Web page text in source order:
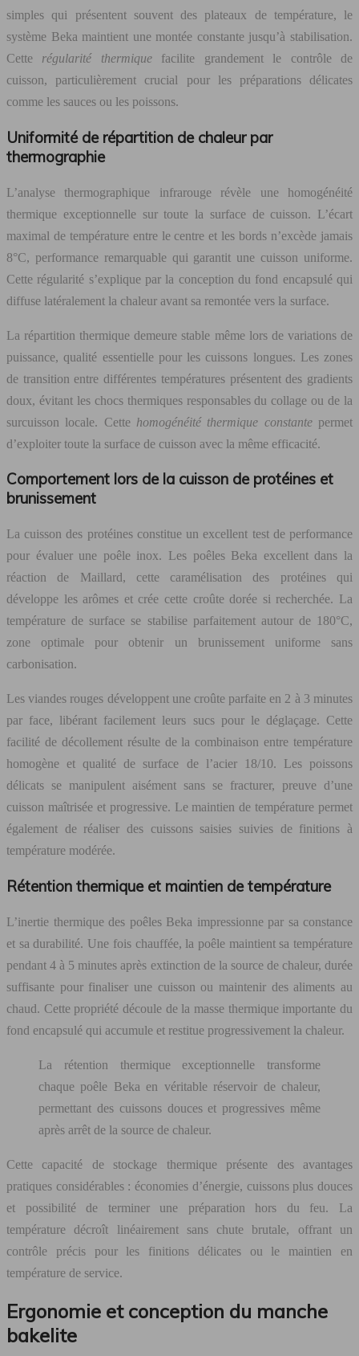
simples qui présentent souvent des plateaux de température, le
système Beka maintient une montée constante jusqu’à stabilisation.
Cette régularité thermique facilite grandement le contrôle de
cuisson, particulièrement crucial pour les préparations délicates
comme les sauces ou les poissons.
Uniformité de répartition de chaleur par
thermographie
L’analyse thermographique infrarouge révèle une homogénéité
thermique exceptionnelle sur toute la surface de cuisson. L’écart
maximal de température entre le centre et les bords n’excède jamais
8°C, performance remarquable qui garantit une cuisson uniforme.
Cette régularité s’explique par la conception du fond encapsulé qui
diffuse latéralement la chaleur avant sa remontée vers la surface.
La répartition thermique demeure stable même lors de variations de
puissance, qualité essentielle pour les cuissons longues. Les zones
de transition entre différentes températures présentent des gradients
doux, évitant les chocs thermiques responsables du collage ou de la
surcuisson locale. Cette homogénéité thermique constante permet
d’exploiter toute la surface de cuisson avec la même efficacité.
Comportement lors de la cuisson de protéines et
brunissement
La cuisson des protéines constitue un excellent test de performance
pour évaluer une poêle inox. Les poêles Beka excellent dans la
réaction de Maillard, cette caramélisation des protéines qui
développe les arômes et crée cette croûte dorée si recherchée. La
température de surface se stabilise parfaitement autour de 180°C,
zone optimale pour obtenir un brunissement uniforme sans
carbonisation.
Les viandes rouges développent une croûte parfaite en 2 à 3 minutes
par face, libérant facilement leurs sucs pour le déglaçage. Cette
facilité de décollement résulte de la combinaison entre température
homogène et qualité de surface de l’acier 18/10. Les poissons
délicats se manipulent aisément sans se fracturer, preuve d’une
cuisson maîtrisée et progressive. Le maintien de température permet
également de réaliser des cuissons saisies suivies de finitions à
température modérée.
Rétention thermique et maintien de température
L’inertie thermique des poêles Beka impressionne par sa constance
et sa durabilité. Une fois chauffée, la poêle maintient sa température
pendant 4 à 5 minutes après extinction de la source de chaleur, durée
suffisante pour finaliser une cuisson ou maintenir des aliments au
chaud. Cette propriété découle de la masse thermique importante du
fond encapsulé qui accumule et restitue progressivement la chaleur.
La rétention thermique exceptionnelle transforme
chaque poêle Beka en véritable réservoir de chaleur,
permettant des cuissons douces et progressives même
après arrêt de la source de chaleur.
Cette capacité de stockage thermique présente des avantages
pratiques considérables : économies d’énergie, cuissons plus douces
et possibilité de terminer une préparation hors du feu. La
température décroît linéairement sans chute brutale, offrant un
contrôle précis pour les finitions délicates ou le maintien en
température de service.
Ergonomie et conception du manche
bakelite